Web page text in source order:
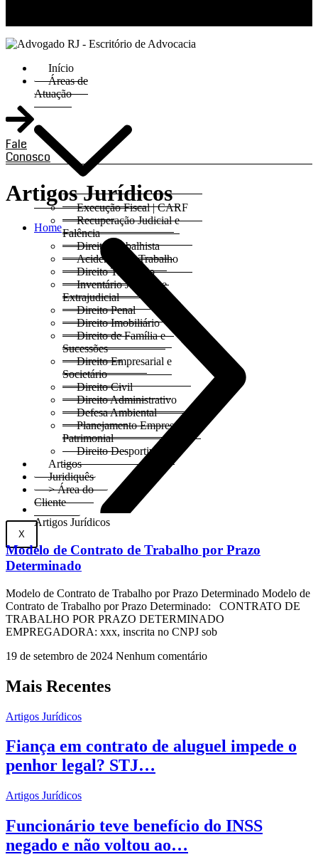
Início
Áreas de
Atuação
Execução Fiscal | CARF
Recuperação Judicial e
Falência
Direito Trabalhista
Acidentes do Trabalho
Direito Tributário
Inventário Judicial e
Extrajudicial
Direito Penal
Direito Imobiliário
Direito de Família e
Sucessões
Direito Empresarial e
Societário
Direito Civil
Direito Administrativo
Defesa Ambiental
Planejamento Empresarial e
Patrimonial
Direito Desportivo
Artigos
Juridiquês
> Área do
Cliente
X
Fale
Conosco
Artigos Jurídicos
Home
Artigos Jurídicos
Modelo de Contrato de Trabalho por Prazo
Determinado
Modelo de Contrato de Trabalho por Prazo Determinado Modelo de
Contrato de Trabalho por Prazo Determinado: CONTRATO DE
TRABALHO POR PRAZO DETERMINADO
EMPREGADORA: xxx, inscrita no CNPJ sob
19 de setembro de 2024 Nenhum comentário
Mais Recentes
Artigos Jurídicos
Fiança em contrato de aluguel impede o
penhor legal? STJ…
Artigos Jurídicos
Funcionário teve benefício do INSS
negado e não voltou ao…